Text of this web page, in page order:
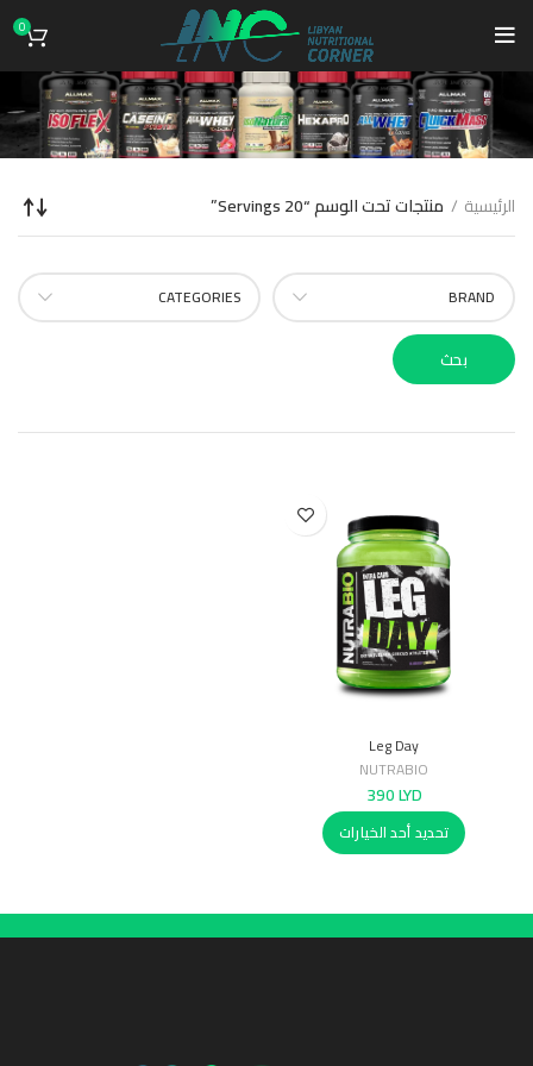
0
20 Servings
الرئيسية منتجات تحت الوسم “20 Servings”
BRAND
CATEGORIES
بحث
Leg Day
NUTRABIO
390LYD
تحديد أحد الخيارات